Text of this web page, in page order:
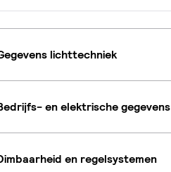
lichttechniek
en elektrische gegevens
en regelsystemen